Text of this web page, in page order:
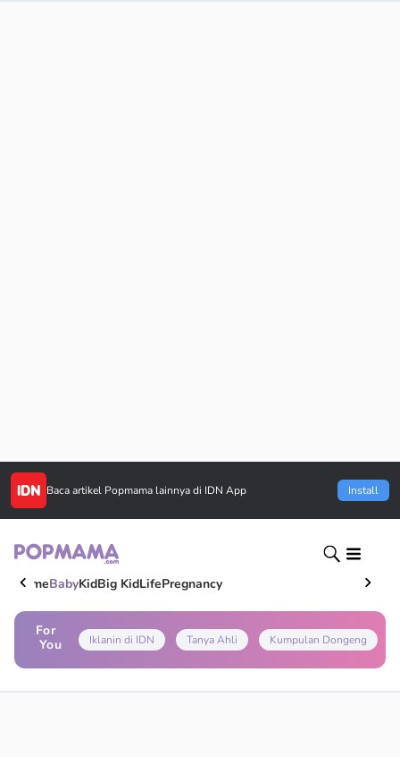
Baca artikel Popmama lainnya di IDN App Install
HomeBabyKidBig KidLifePregnancy
For
You
Iklanin di IDN Tanya Ahli Kumpulan Dongeng